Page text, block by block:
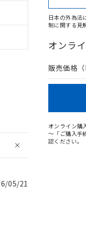
05/21
日本の外為法
制に関する見
オンラ
販売価格（
オンライン購
～「ご購入手
認ください。